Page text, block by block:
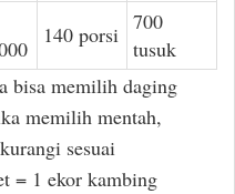
140 porsi 700
tusuk
bisa memilih daging
memilih mentah,
sesuai
= 1 ekor kambing